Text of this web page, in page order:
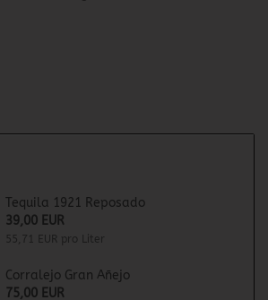
Tequila 1921 Reposado
39,00 EUR
55,71 EUR pro Liter
Corralejo Gran Añejo
75,00 EUR